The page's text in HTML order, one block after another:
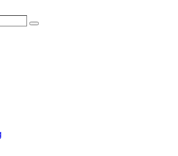
Zoeken